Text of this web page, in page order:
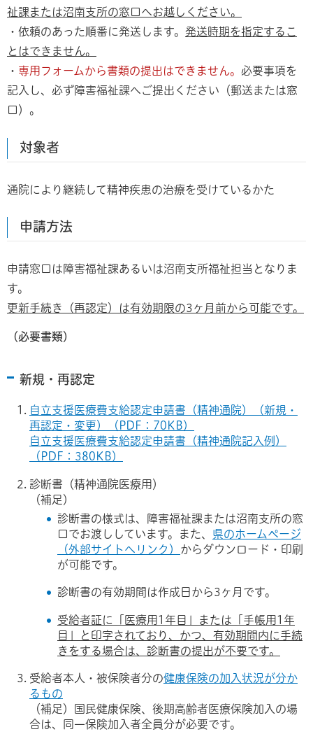
祉課または沼南支所の窓口へお越しください。
・依頼のあった順番に発送します。 発送時期を指定するこ
とはできません。
・ 専用フォームから書類の提出はできません。 必要事項を
記入し、必ず障害福祉課へご提出ください（郵送または窓
口）。
対象者
通院により継続して精神疾患の治療を受けているかた
申請方法
申請窓口は障害福祉課あるいは沼南支所福祉担当となりま
す。
更新手続き（再認定）は有効期限の3ヶ月前から可能です。
（必要書類）
新規・再認定
自立支援医療費支給認定申請書（精神通院）（新規・
再認定・変更）（PDF：70KB）
自立支援医療費支給認定申請書（精神通院記入例）
（PDF：380KB）
診断書（精神通院医療用）
（補足）
診断書の様式は、障害福祉課または沼南支所の窓
口でお渡ししています。また、 県のホームページ
（外部サイトへリンク） からダウンロード・印刷
が可能です。
診断書の有効期間は作成日から3ヶ月です。
受給者証に「医療用1年目」または「手帳用1年
目」と印字されており、かつ、有効期間内に手続
きをする場合は、診断書の提出が不要です。
受給者本人・被保険者分の健康保険の加入状況が分か
るもの
（補足）国民健康保険、後期高齢者医療保険加入の場
合は、同一保険加入者全員分が必要です。